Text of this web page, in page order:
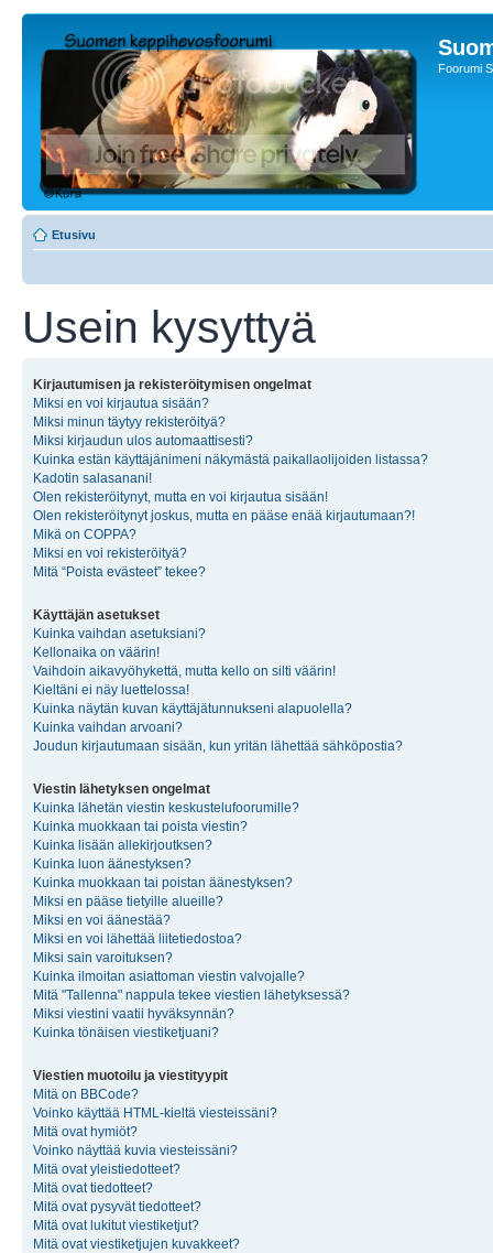
Foorumi
Etusivu
Usein kysyttyä
Kirjautumisen ja rekisteröitymisen ongelmat
Miksi en voi kirjautua sisään?
Miksi minun täytyy rekisteröityä?
Miksi kirjaudun ulos automaattisesti?
Kuinka estän käyttäjänimeni näkymästä paikallaolijoiden listassa?
Kadotin salasanani!
Olen rekisteröitynyt, mutta en voi kirjautua sisään!
Olen rekisteröitynyt joskus, mutta en pääse enää kirjautumaan?!
Mikä on COPPA?
Miksi en voi rekisteröityä?
Mitä “Poista evästeet” tekee?
Käyttäjän asetukset
Kuinka vaihdan asetuksiani?
Kellonaika on väärin!
Vaihdoin aikavyöhykettä, mutta kello on silti väärin!
Kieltäni ei näy luettelossa!
Kuinka näytän kuvan käyttäjätunnukseni alapuolella?
Kuinka vaihdan arvoani?
Joudun kirjautumaan sisään, kun yritän lähettää sähköpostia?
Viestin lähetyksen ongelmat
Kuinka lähetän viestin keskustelufoorumille?
Kuinka muokkaan tai poista viestin?
Kuinka lisään allekirjoutksen?
Kuinka luon äänestyksen?
Kuinka muokkaan tai poistan äänestyksen?
Miksi en pääse tietyille alueille?
Miksi en voi äänestää?
Miksi en voi lähettää liitetiedostoa?
Miksi sain varoituksen?
Kuinka ilmoitan asiattoman viestin valvojalle?
Mitä "Tallenna" nappula tekee viestien lähetyksessä?
Miksi viestini vaatii hyväksynnän?
Kuinka tönäisen viestiketjuani?
Viestien muotoilu ja viestityypit
Mitä on BBCode?
Voinko käyttää HTML-kieltä viesteissäni?
Mitä ovat hymiöt?
Voinko näyttää kuvia viesteissäni?
Mitä ovat yleistiedotteet?
Mitä ovat tiedotteet?
Mitä ovat pysyvät tiedotteet?
Mitä ovat lukitut viestiketjut?
Mitä ovat viestiketjujen kuvakkeet?